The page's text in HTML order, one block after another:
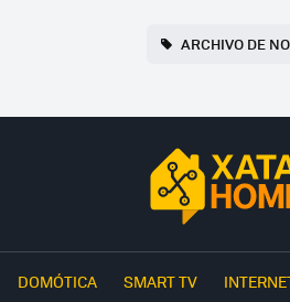
ARCHIVO DE
DOMÓTICA SMART TV